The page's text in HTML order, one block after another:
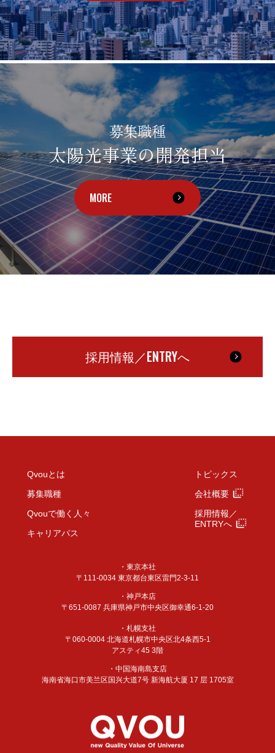
募集職種
太陽光事業の開発担当
MORE
採用情報／ENTRYへ
・東京本社
〒111-0034 東京都台東区雷門2-3-11
・神戸本店
〒651-0087 兵庫県神戸市中央区御幸通6-1-20
・札幌支社
〒060-0004 北海道札幌市中央区北4条西5-1
アスティ45 3階
・中国海南島支店
海南省海口市美兰区国兴大道7号 新海航大厦 17 层 1705室
Qvouとは
募集職種
Qvouで働く人々
キャリアパス
トピックス
会社概要
採用情報／
ENTRYへ